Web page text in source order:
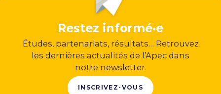
Restez informé·e
Études, partenariats, résultats… Retrouvez
les dernières actualités de l’Apec dans
notre newsletter.
INSCRIVEZ-VOUS